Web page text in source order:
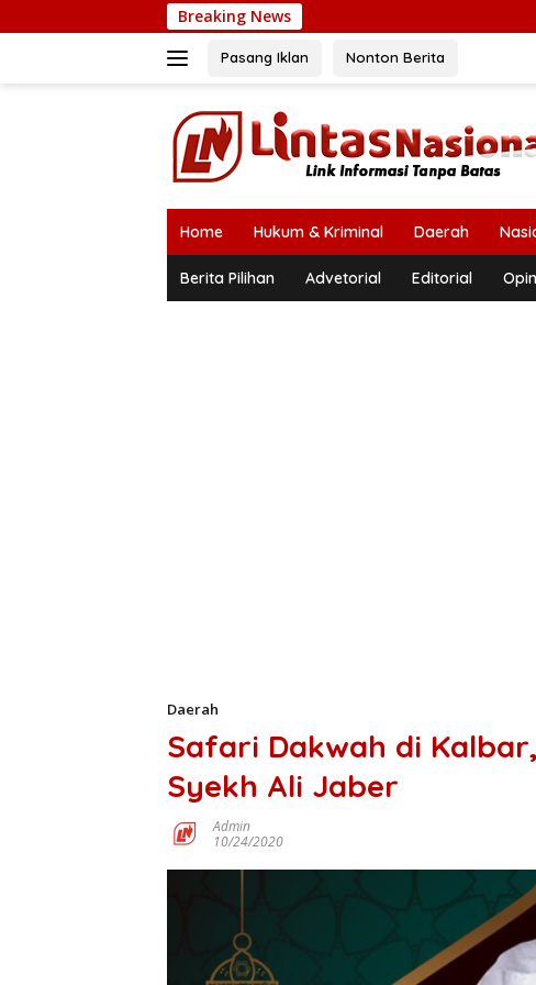
ke
Breaking News Bupati
Pasang Iklan Nonton Berita
Home Hukum & Kriminal Daerah
Berita Pilihan Advetorial Editorial
Daerah
Safari Dakwah di
Syekh Ali Jaber
Admin
10/24/2020